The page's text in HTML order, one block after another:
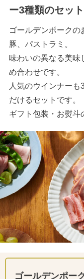
ー3種類のセット
ゴールデンポークの
豚、パストラミ。
味わいの異なる美味
め合わせです。
人気のウインナー
だけるセットです。
ギフト包装・お熨斗
ゴールデンポー